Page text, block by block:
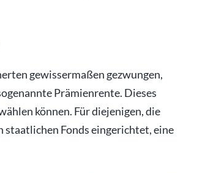
gewissermaßen gezwungen,
Prämienrente. Dieses
können. Für diejenigen, die
staatlichen Fonds eingerichtet, eine